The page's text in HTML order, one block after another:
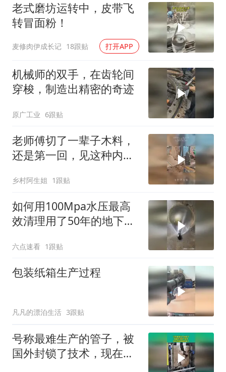
老式磨坊运转中，皮带飞
转冒面粉！
麦修肉伊成长记 18跟贴 打开APP
机械师的双手，在齿轮间
穿梭，制造出精密的奇迹
原广工业 6跟贴
老师傅切了一辈子木料，
还是第一回，见这种内部
乡村阿生姐 1跟贴
如何用100Mpa水压最高
效清理用了50年的地下污
六点速看 1跟贴
包装纸箱生产过程
凡凡的漂泊生活 3跟贴
号称最难生产的管子，被
国外封锁了技术，现在也